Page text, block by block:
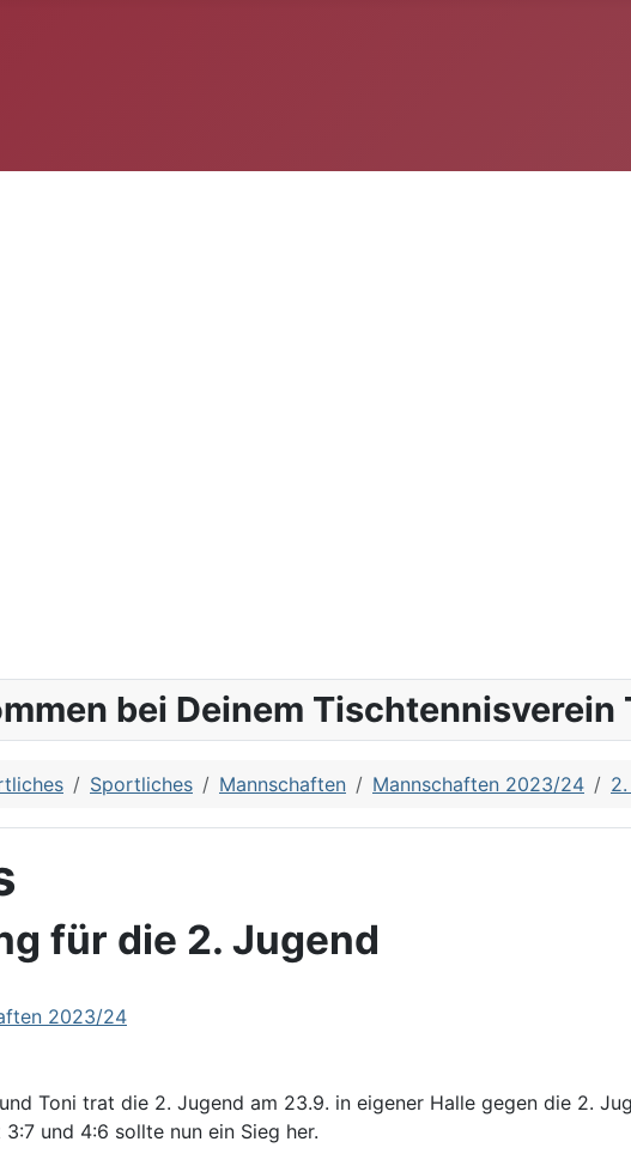
bei Deinem Tischtennisverein
Sportliches Mannschaften Mannschaften 2023/24
für die 2. Jugend
2023/24
Toni trat die 2. Jugend am 23.9. in eigener Halle gegen die 2.
und 4:6 sollte nun ein Sieg her.